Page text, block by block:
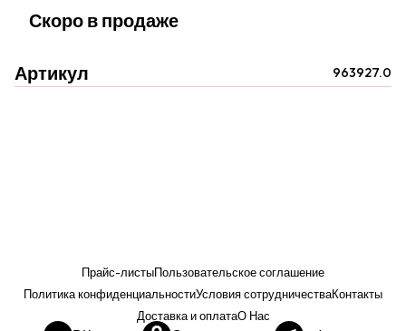
Скоро в продаже
Артикул 963927.0
Прайс-листыПользовательское соглашение
Политика конфиденциальностиУсловия сотрудничестваКонтакты
Доставка и оплатаО Нас